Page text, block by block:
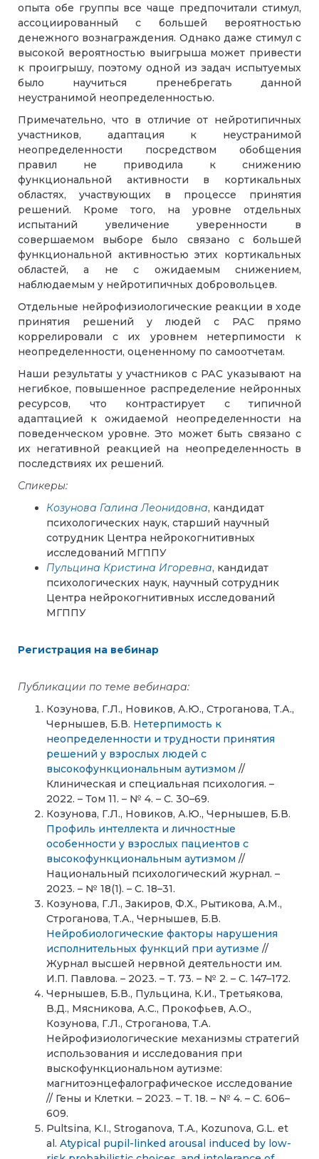
опыта обе группы все чаще предпочитали стимул,
ассоциированный с большей вероятностью
денежного вознаграждения. Однако даже стимул с
высокой вероятностью выигрыша может привести
к проигрышу, поэтому одной из задач испытуемых
было научиться пренебрегать данной
неустранимой неопределенностью.
Примечательно, что в отличие от нейротипичных
участников, адаптация к неустранимой
неопределенности посредством обобщения
правил не приводила к снижению
функциональной активности в кортикальных
областях, участвующих в процессе принятия
решений. Кроме того, на уровне отдельных
испытаний увеличение уверенности в
совершаемом выборе было связано с большей
функциональной активностью этих кортикальных
областей, а не с ожидаемым снижением,
наблюдаемым у нейротипичных добровольцев.
Отдельные нейрофизиологические реакции в ходе
принятия решений у людей с РАС прямо
коррелировали с их уровнем нетерпимости к
неопределенности, оцененному по самоотчетам.
Наши результаты у участников с РАС указывают на
негибкое, повышенное распределение нейронных
ресурсов, что контрастирует с типичной
адаптацией к ожидаемой неопределенности на
поведенческом уровне. Это может быть связано с
их негативной реакцией на неопределенность в
последствиях их решений.
Спикеры:
Козунова Галина Леонидовна, кандидат
психологических наук, старший научный
сотрудник Центра нейрокогнитивных
исследований МГППУ
Пульцина Кристина Игоревна, кандидат
психологических наук, научный сотрудник
Центра нейрокогнитивных исследований
МГППУ
Регистрация на вебинар
Публикации по теме вебинара:
Козунова, Г.Л., Новиков, А.Ю., Строганова, Т.А.,
Чернышев, Б.В. Нетерпимость к
неопределенности и трудности принятия
решений у взрослых людей с
высокофункциональным аутизмом //
Клиническая и специальная психология. –
2022. – Том 11. – № 4. – С. 30–69.
Козунова, Г.Л., Новиков, А.Ю., Чернышев, Б.В.
Профиль интеллекта и личностные
особенности у взрослых пациентов с
высокофункциональным аутизмом //
Национальный психологический журнал. –
2023. – № 18(1). – С. 18–31.
Козунова, Г.Л., Закиров, Ф.Х., Рытикова, А.М.,
Строганова, Т.А., Чернышев, Б.В.
Нейробиологические факторы нарушения
исполнительных функций при аутизме //
Журнал высшей нервной деятельности им.
И.П. Павлова. – 2023. – Т. 73. – № 2. – C. 147–172.
Чернышев, Б.В., Пульцина, К.И., Третьякова,
В.Д., Мясникова, А.С., Прокофьев, А.О.,
Козунова, Г.Л., Строганова, Т.А.
Нейрофизиологические механизмы стратегий
использования и исследования при
выскофункциональном аутизме:
магнитоэнцефалографическое исследование
// Гены и Клетки. – 2023. – Т. 18. – № 4. – C. 606–
609.
Pultsina, K.I., Stroganova, T.A., Kozunova, G.L. et
al. Atypical pupil-linked arousal induced by low-